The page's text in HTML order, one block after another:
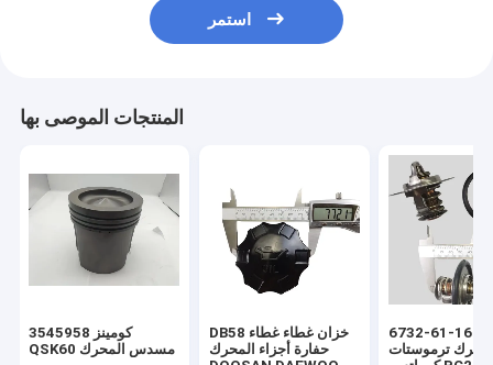
استمر
المنتجات الموصى بها
3545958 كومينز
QSK60 مسدس المحرك
DB58 خزان غطاء غطاء
حفارة أجزاء المحرك
6732-61-1620
محرك ترموستات